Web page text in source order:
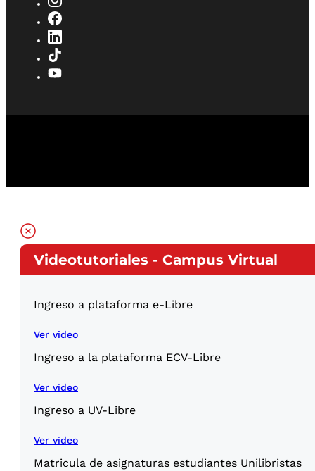
Videotutoriales - Campus Virtual
Ingreso a plataforma e-Libre
Ver video
Ingreso a la plataforma ECV-Libre
Ver video
Ingreso a UV-Libre
Ver video
Matricula de asignaturas estudiantes Unilibristas